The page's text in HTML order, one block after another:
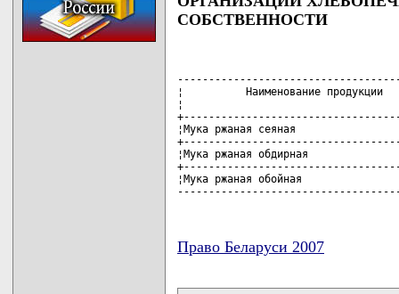
СОБСТВЕННОСТИ
¦          Наименование продукции
¦
¦Мука ржаная сеяная
¦Мука ржаная обдирная
¦Мука ржаная обойная
Право Беларуси 2007